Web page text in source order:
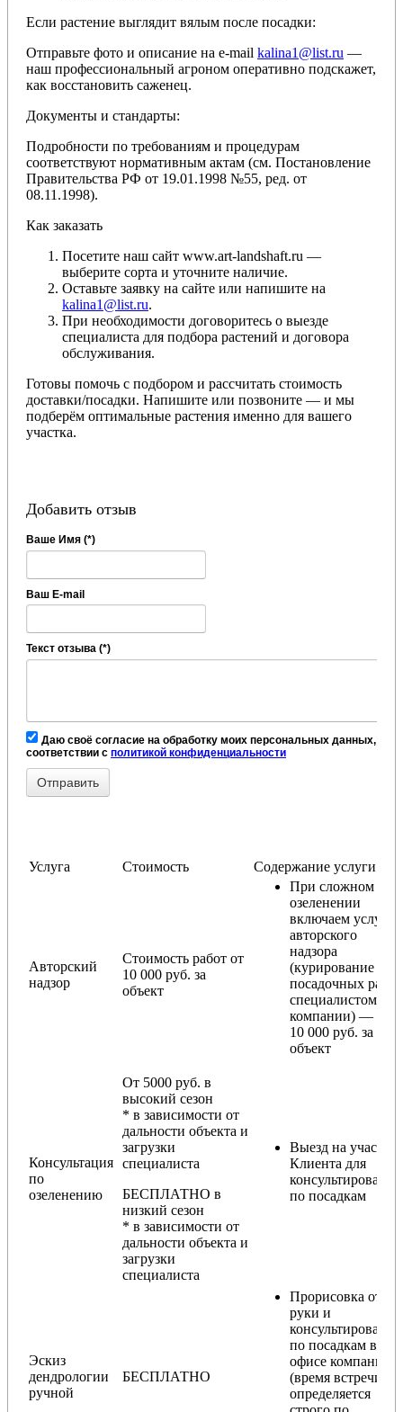
Если растение выглядит вялым после посадки:
Отправьте фото и описание на e-mail kalina1@list.ru —
наш профессиональный агроном оперативно подскажет,
как восстановить саженец.
Документы и стандарты:
Подробности по требованиям и процедурам
соответствуют нормативным актам (см. Постановление
Правительства РФ от 19.01.1998 №55, ред. от
08.11.1998).
Как заказать
Посетите наш сайт www.art-landshaft.ru —
выберите сорта и уточните наличие.
Оставьте заявку на сайте или напишите на
kalina1@list.ru.
При необходимости договоритесь о выезде
специалиста для подбора растений и договора
обслуживания.
Готовы помочь с подбором и рассчитать стоимость
доставки/посадки. Напишите или позвоните — и мы
подберём оптимальные растения именно для вашего
участка.
Добавить отзыв
Ваше Имя (*)
Ваш E-mail
Текст отзыва (*)
Даю своё согласие на обработку моих персональных данных, в
соответствии с политикой конфиденциальности
Услуга Стоимость Содержание услуги
Авторский
надзор
Стоимость работ от
10 000 руб. за
объект
При сложном
озеленении
включаем услугу
авторского
надзора
(курирование
посадочных работ
специалистом
компании) — от
10 000 руб. за
объект
Консультация
по
озеленению
От 5000 руб. в
высокий сезон
* в зависимости от
дальности объекта и
загрузки
специалиста
БЕСПЛАТНО в
низкий сезон
* в зависимости от
дальности объекта и
загрузки
специалиста
Выезд на участок
Клиента для
консультирования
по посадкам
Эскиз
дендрологии
ручной
БЕСПЛАТНО
Прорисовка от
руки и
консультирование
по посадкам в
офисе компании
(время встречи
определяется